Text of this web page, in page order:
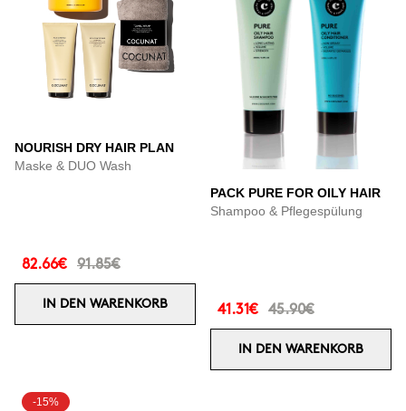
NOURISH DRY HAIR PLAN
Maske & DUO Wash
82.66€ 91.85€
IN DEN WARENKORB
PACK PURE FOR OILY HAIR
Shampoo & Pflegespülung
41.31€ 45.90€
IN DEN WARENKORB
-15%